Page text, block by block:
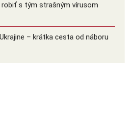
s tým strašným vírusom
– krátka cesta od náboru